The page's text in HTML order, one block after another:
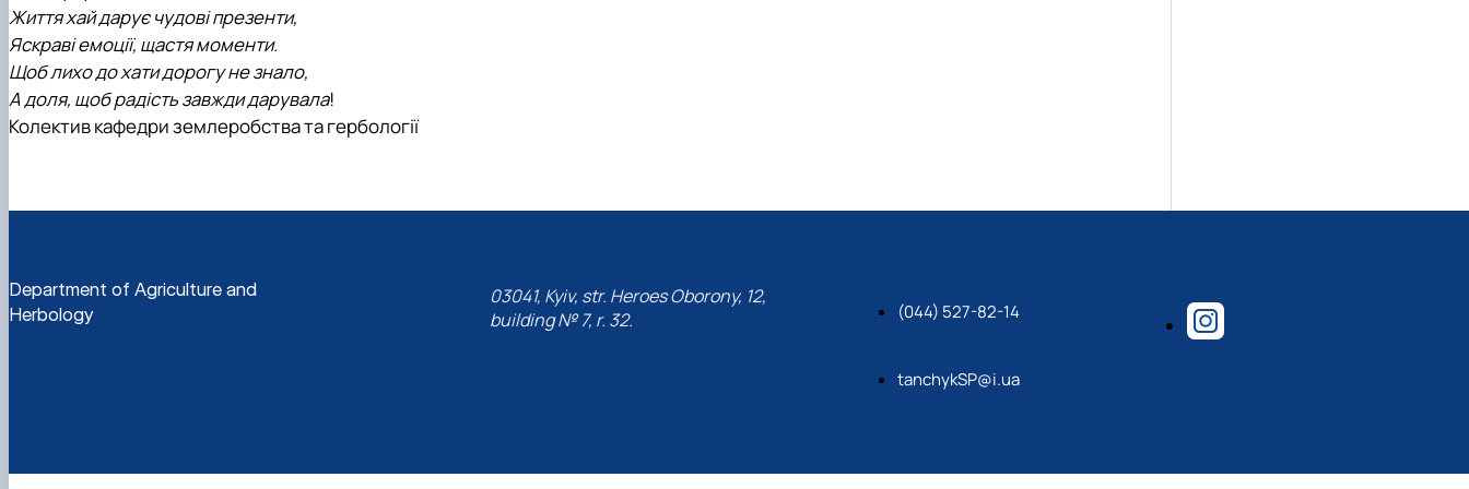
Життя хай дарує чудові презенти,
Яскраві емоції, щастя моменти.
Щоб лихо до хати дорогу не знало,
А доля, щоб радість завжди дарувала!
Колектив кафедри землеробства та гербології
Department of Agriculture and
Herbology
03041, Kyiv, str. Heroes Oborony, 12,
building № 7, r. 32.
(044) 527-82-14
tanchykSP@i.ua